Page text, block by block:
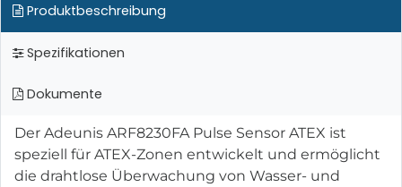
Produktbeschreibung
Spezifikationen
Dokumente
Der Adeunis ARF8230FA Pulse Sensor ATEX ist
speziell für ATEX-Zonen entwickelt und ermöglicht
die drahtlose Überwachung von Wasser- und